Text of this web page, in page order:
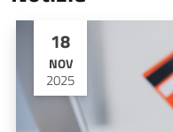
18
NOV
2025